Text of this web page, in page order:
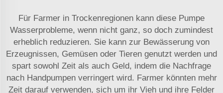
Für Farmer in Trockenregionen kann diese Pumpe
Wasserprobleme, wenn nicht ganz, so doch zumindest
erheblich reduzieren. Sie kann zur Bewässerung von
Erzeugnissen, Gemüsen oder Tieren genutzt werden und
spart sowohl Zeit als auch Geld, indem die Nachfrage
nach Handpumpen verringert wird. Farmer könnten mehr
Zeit darauf verwenden, sich um ihr Vieh und ihre Felder